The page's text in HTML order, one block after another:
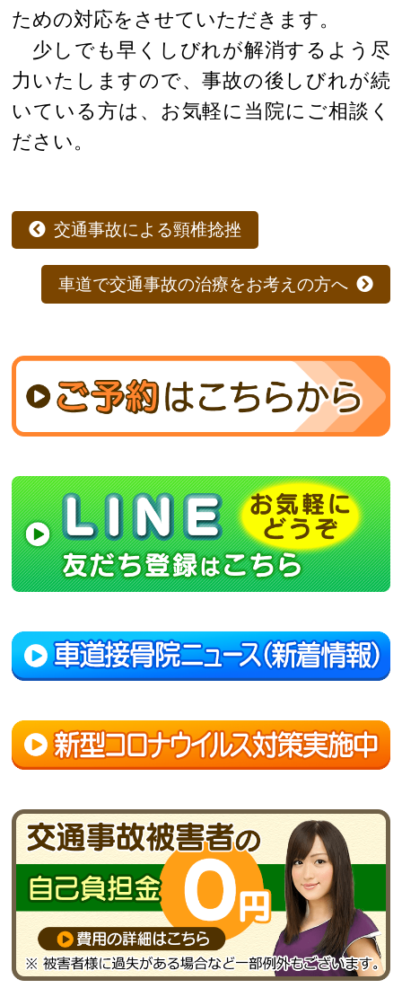
ための対応をさせていただきます。
少しでも早くしびれが解消するよう尽
力いたしますので、事故の後しびれが続
いている方は、お気軽に当院にご相談く
ださい。
交通事故による頸椎捻挫
車道で交通事故の治療をお考えの方へ